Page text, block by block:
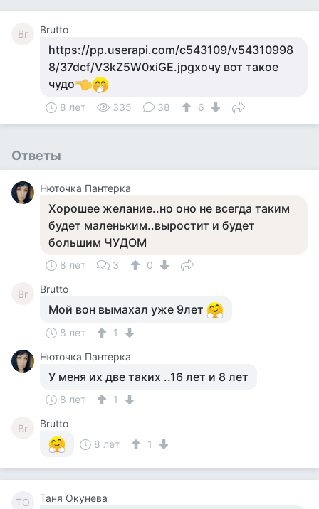
Br Brutto
https://pp.userapi.com/c543109/v54310998
8/37dcf/V3kZ5W0xiGE.jpgхочу вот такое
чудо
8 лет 335 38 6
Ответы
Нюточка Пантерка
Хорошее желание..но оно не всегда таким
будет маленьким..выростит и будет
большим ЧУДОМ
8 лет 3 0
Br Brutto
Мой вон вымахал уже 9лет
8 лет
1
Нюточка Пантерка
У меня их две таких ..16 лет и 8 лет
8 лет 1
Br
Brutto
8 лет
1
ТО Таня Окунева